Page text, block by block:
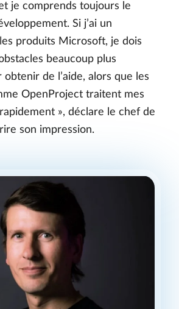
je comprends toujours le
Si j’ai un
produits Microsoft, je dois
beaucoup plus
de l’aide, alors que les
OpenProject traitent mes
», déclare le chef de
son impression.